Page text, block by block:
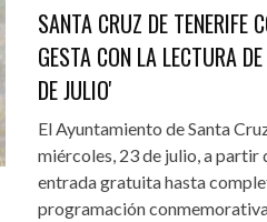
SANTA CRUZ DE TENERIFE
GESTA CON LA LECTURA
DE JULIO'
El Ayuntamiento de Santa
miércoles, 23 de julio, a partir
entrada gratuita hasta
programación